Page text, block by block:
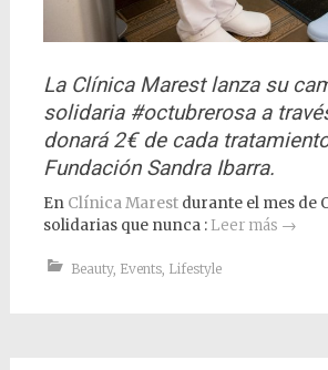
La Clínica Marest lanza su
solidaria #octubrerosa a
donará 2€ de cada
Fundación Sandra Ibarra.
En Clínica Marestdurante el mes de
solidarias que nunca : Leer más →
Beauty, Events, Lifestyle